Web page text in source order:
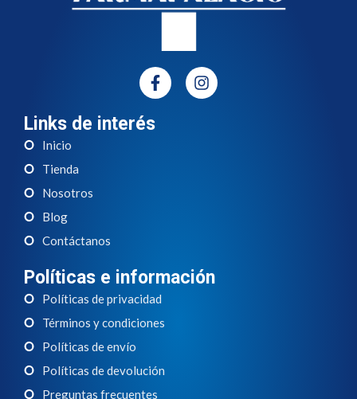
Links de interés
Inicio
Tienda
Nosotros
Blog
Contáctanos
Políticas e información
Políticas de privacidad
Términos y condiciones
Políticas de envío
Políticas de devolución
Preguntas frecuentes